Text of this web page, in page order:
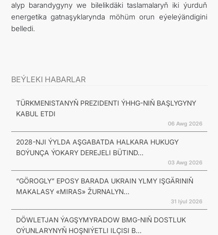
alyp barandygyny we bilelikdäki taslamalaryň iki ýurduň
energetika gatnaşyklarynda möhüm orun eýeleýändigini
belledi.
BEÝLEKI HABARLAR
TÜRKMENISTANYŇ PREZIDENTI ÝHHG-NIŇ BAŞLYGYNY
KABUL ETDI
06 Awg 2026
2028-NJI ÝYLDA AŞGABATDA HALKARA HUKUGY
BOÝUNÇA ÝOKARY DEREJELI BÜTIND...
03 Awg 2026
“GÖROGLY” EPOSY BARADA UKRAIN YLMY IŞGÄRINIŇ
MAKALASY «MIRAS» ŽURNALYN...
31 Iýul 2026
DÖWLETJAN ÝAGŞYMYRADOW BMG-NIŇ DOSTLUK
OÝUNLARYNYŇ HOŞNIÝETLI ILÇISI B...